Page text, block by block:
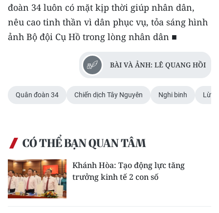
đoàn 34 luôn có mặt kịp thời giúp nhân dân,
nêu cao tinh thần vì dân phục vụ, tỏa sáng hình
ảnh Bộ đội Cụ Hồ trong lòng nhân dân ■
BÀI VÀ ẢNH: LÊ QUANG HỒI
Quân đoàn 34 Chiến dịch Tây Nguyên Nghi binh Lừa
CÓ THỂ BẠN QUAN TÂM
Khánh Hòa: Tạo động lực tăng
trưởng kinh tế 2 con số